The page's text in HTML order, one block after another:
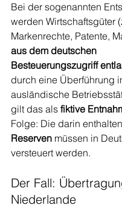
Bei der sogenannten
werden Wirtschaftsgüter
Markenrechte, Patente,
aus dem deutschen
Besteuerungszugriff
durch eine Überführung
ausländische
gilt das als fiktive
Folge: Die darin
Reserven müssen in
versteuert werden.
Der Fall:
Niederlande